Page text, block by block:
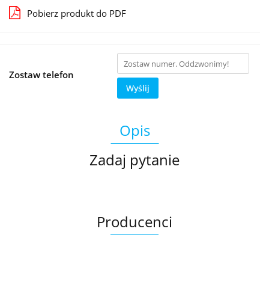
Pobierz produkt do PDF
Zostaw telefon
Wyślij
Opis
Zadaj pytanie
Producenci